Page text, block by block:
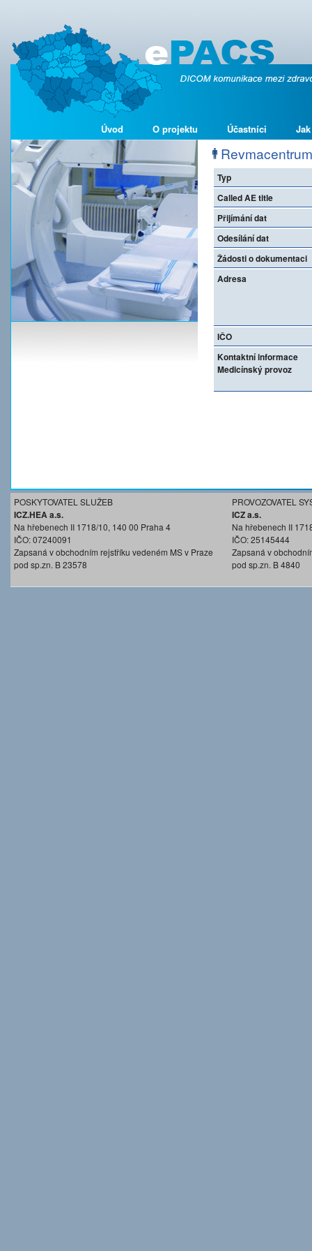
Úvod O projektu Účastníci
Typ
Called AE title
Přijímání dat
Odesílání dat
Žádosti o dokumentaci
Adresa
IČO
Kontaktní informace
Medicínský provoz
POSKYTOVATEL SLUŽEB
ICZ.HEA a.s.
Na hřebenech II 1718/10, 140 00 Praha 4
IČO: 07240091
Zapsaná v obchodním rejstříku vedeném MS v Praze
pod sp.zn. B 23578
PROVOZOVATEL
ICZ a.s.
Na hřebenech II
IČO: 25145444
Zapsaná v
pod sp.zn. B 4840